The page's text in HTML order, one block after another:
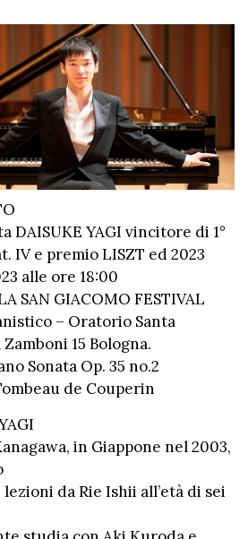
DAISUKE YAGI vincitore di 1°
IV e premio LISZT ed 2023
alle ore 18:00
SAN GIACOMO FESTIVAL
– Oratorio Santa
15 Bologna.
Sonata Op. 35 no.2
de Couperin
in Giappone nel 2003,
da Rie Ishii all’età di sei